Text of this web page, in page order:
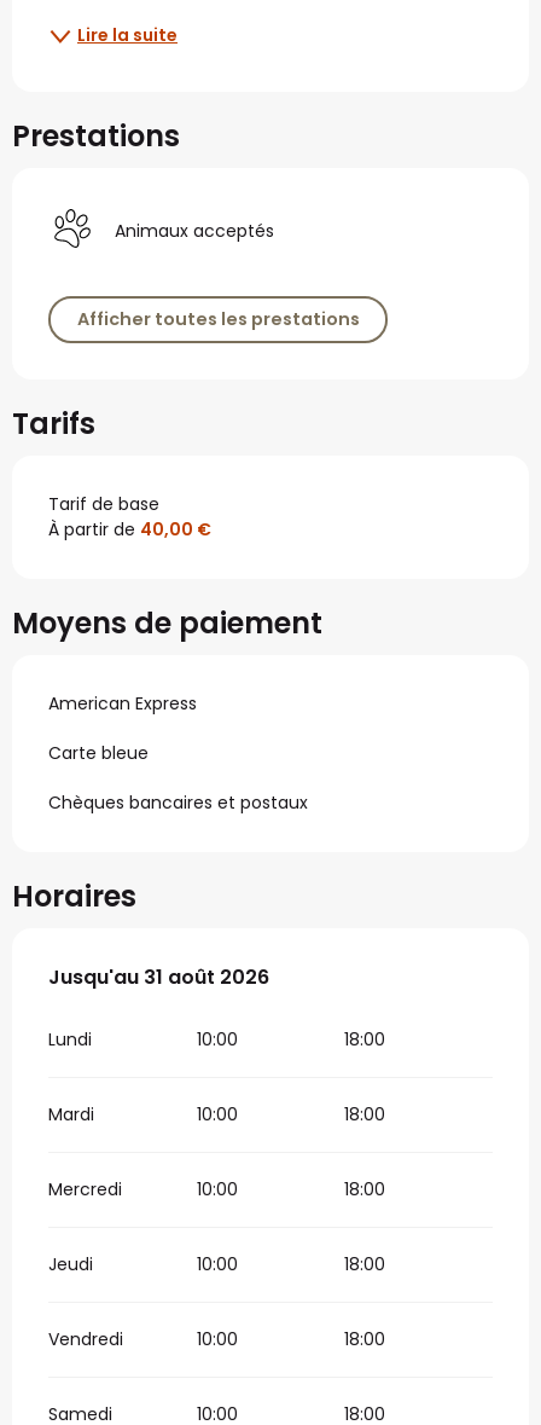
Lire la suite
Prestations
Animaux acceptés
Afficher toutes les prestations
Tarifs
Tarif de base
À partir de 40,00 €
Moyens de paiement
American Express
Carte bleue
Chèques bancaires et postaux
Horaires
Du1 juillet 2026au31 août 2026
Jusqu'au 31 août 2026
Lundi 10:00 18:00
Mardi 10:00 18:00
Mercredi 10:00 18:00
Jeudi 10:00 18:00
Vendredi 10:00 18:00
Samedi 10:00 18:00